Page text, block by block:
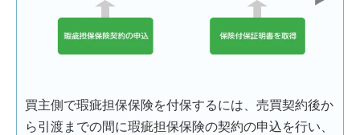
買主側で瑕疵担保保険を付保するには、売買契約後か
ら引渡までの間に瑕疵担保保険の契約の申込を行い、